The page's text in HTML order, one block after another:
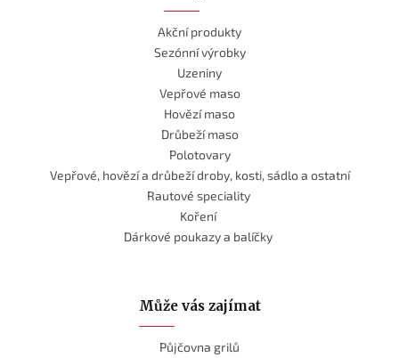
Akční produkty
Sezónní výrobky
Uzeniny
Vepřové maso
Hovězí maso
Drůbeží maso
Polotovary
Vepřové, hovězí a drůbeží droby, kosti, sádlo a ostatní
Rautové speciality
Koření
Dárkové poukazy a balíčky
Může vás zajímat
Půjčovna grilů